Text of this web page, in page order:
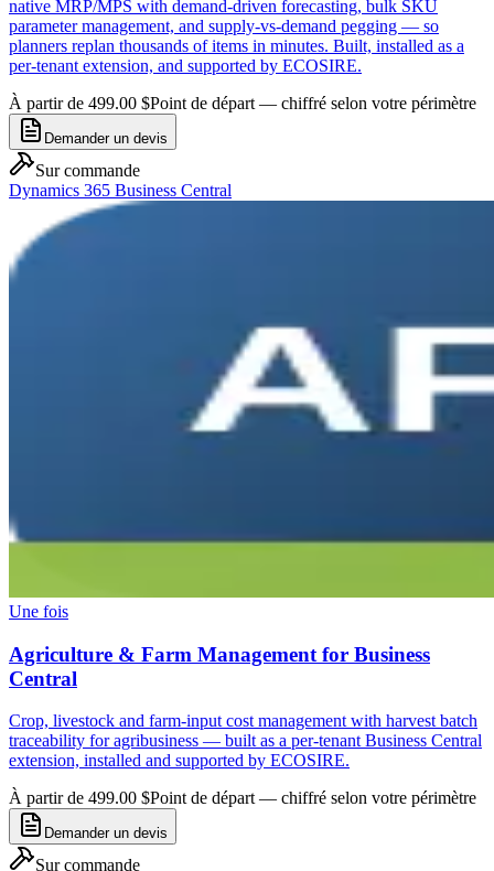
native MRP/MPS with demand-driven forecasting, bulk SKU
parameter management, and supply-vs-demand pegging — so
planners replan thousands of items in minutes. Built, installed as a
per-tenant extension, and supported by ECOSIRE.
À partir de 499.00 $Point de départ — chiffré selon votre périmètre
Demander un devis
Sur commande
Dynamics 365 Business Central
Une fois
Agriculture & Farm Management for Business
Central
Crop, livestock and farm-input cost management with harvest batch
traceability for agribusiness — built as a per-tenant Business Central
extension, installed and supported by ECOSIRE.
À partir de 499.00 $Point de départ — chiffré selon votre périmètre
Demander un devis
Sur commande